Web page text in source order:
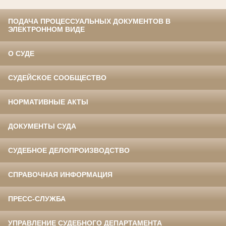
ПОДАЧА ПРОЦЕССУАЛЬНЫХ ДОКУМЕНТОВ В
ЭЛЕКТРОННОМ ВИДЕ
О СУДЕ
СУДЕЙСКОЕ СООБЩЕСТВО
НОРМАТИВНЫЕ АКТЫ
ДОКУМЕНТЫ СУДА
СУДЕБНОЕ ДЕЛОПРОИЗВОДСТВО
СПРАВОЧНАЯ ИНФОРМАЦИЯ
ПРЕСС-СЛУЖБА
УПРАВЛЕНИЕ СУДЕБНОГО ДЕПАРТАМЕНТА